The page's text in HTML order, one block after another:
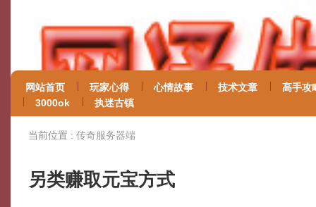
网站首页 玩家心得 心情故事 技术文章
高手攻
3000ok
执迷古镇
当前位置 : 传奇服务器端
另类赚取元宝方式